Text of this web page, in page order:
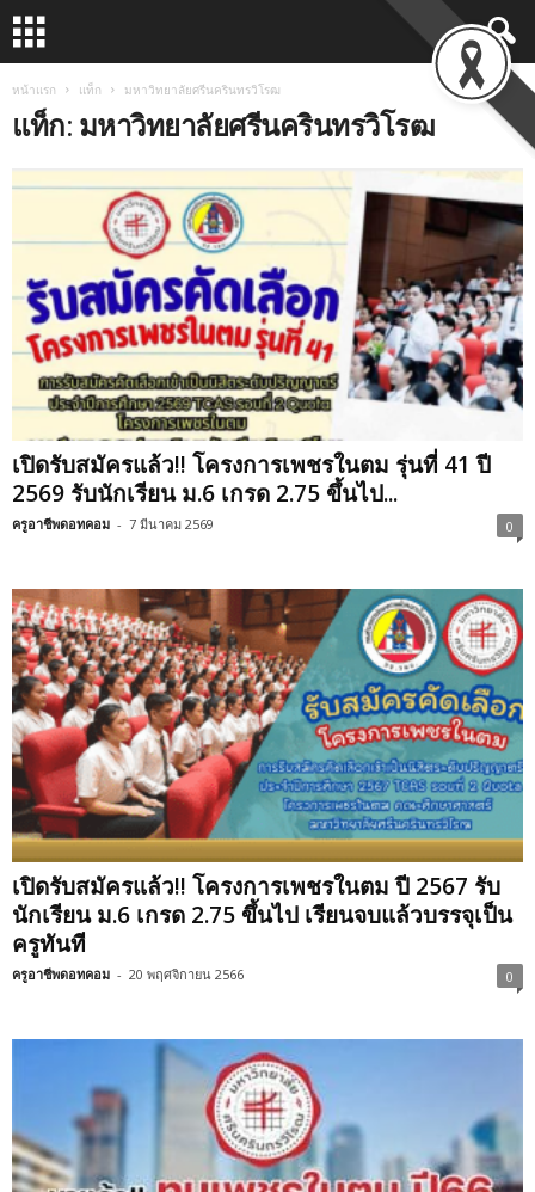
หน้าแรก แท็ก มหาวิทยาลัยศรีนครินทรวิโรฒ
แท็ก: มหาวิทยาลัยศรีนครินทรวิโรฒ
เปิดรับสมัครแล้ว!! โครงการเพชรในตม รุ่นที่ 41 ปี
2569 รับนักเรียน ม.6 เกรด 2.75 ขึ้นไป...
ครูอาชีพดอทคอม - 7 มีนาคม 2569 0
เปิดรับสมัครแล้ว!! โครงการเพชรในตม ปี 2567 รับ
นักเรียน ม.6 เกรด 2.75 ขึ้นไป เรียนจบแล้วบรรจุเป็น
ครูทันที
ครูอาชีพดอทคอม - 20 พฤศจิกายน 2566 0